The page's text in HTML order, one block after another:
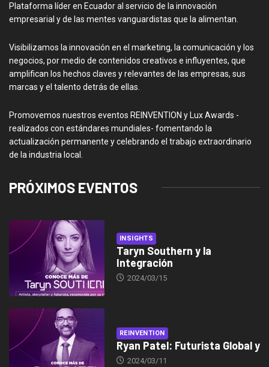
Plataforma líder en Ecuador al servicio de la innovación
empresarial y de las mentes vanguardistas que la alimentan.
Visibilizamos la innovación en el marketing, la comunicación y los
negocios, por medio de contenidos creativos e influyentes, que
amplifican los hechos claves y relevantes de las empresas, sus
marcas y el talento detrás de ellas.
Promovemos nuestros eventos REINVENTION y Lux Awards -
realizados con estándares mundiales- fomentando la
actualización permanente y celebrando el trabajo extraordinario
de la industria local.
PRÓXIMOS EVENTOS
INSIGHTS
Taryn Southern y la
Integración
2024/03/15
REINVENTION
Ryan Patel: Futurista Global y
2024/03/11